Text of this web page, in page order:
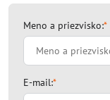
Meno a priezvisko:*
E-mail:*